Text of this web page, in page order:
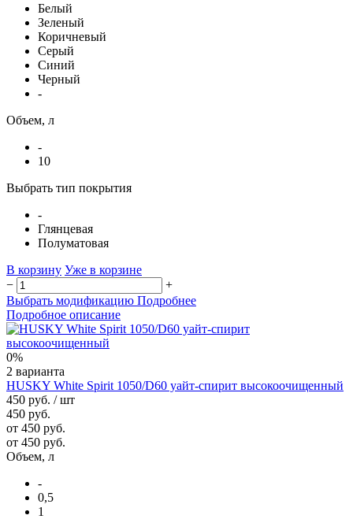
Белый
Зеленый
Коричневый
Серый
Синий
Черный
-
Объем, л
-
10
Выбрать тип покрытия
-
Глянцевая
Полуматовая
В корзину Уже в корзине
−
+
Выбрать модификацию Подробнее
Подробное описание
0%
2 варианта
HUSKY White Spirit 1050/D60 уайт-спирит высокоочищенный
450 руб. / шт
450 руб.
от 450 руб.
от 450 руб.
Объем, л
-
0,5
1